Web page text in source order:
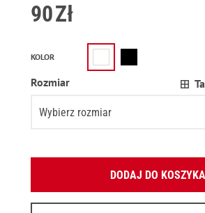
90Zł
KOLOR
Rozmiar
Wybierz rozmiar
M
DODAJ DO KOSZYKA
Podaj swój adres e-mail: